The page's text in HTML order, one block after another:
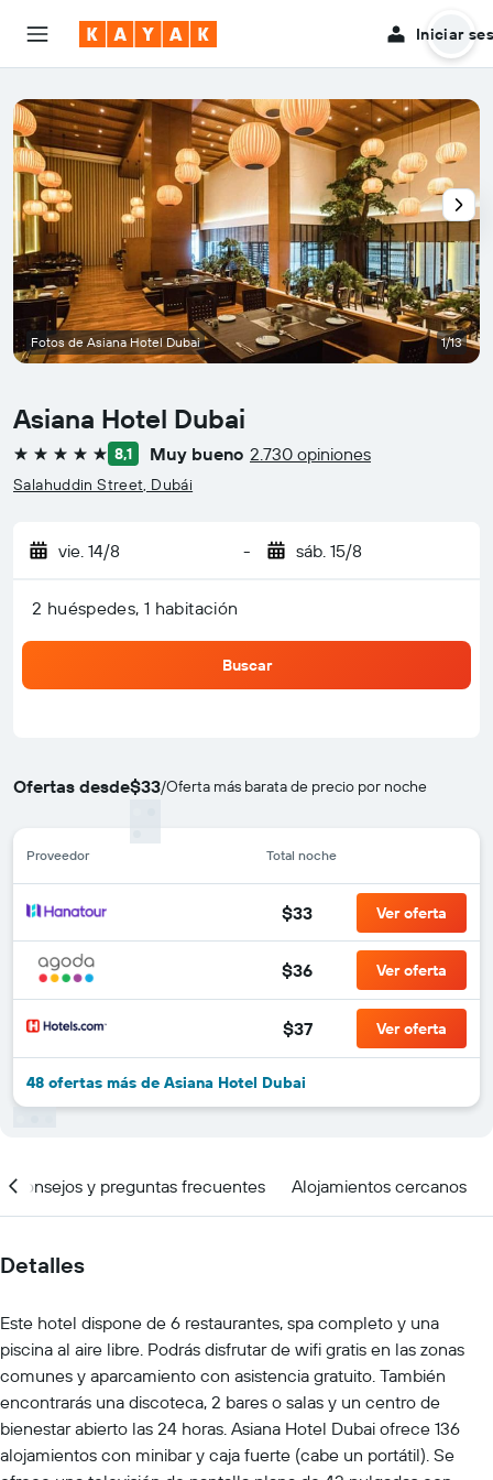
Iniciar
Asiana Hotel Dubai
5 estrellas 8,1 Muy bueno 2.730 opiniones
Salahuddin Street, Dubái
vie. 14/8 - sáb. 15/8
2 huéspedes, 1 habitación
Buscar
Ofertas desde$33/Oferta más barata de precio por noche
Proveedor Total noche
$33 Ver oferta
$36 Ver oferta
$37 Ver oferta
48 ofertas más de Asiana Hotel Dubai
Fotos de Asiana Hotel Dubai 1/13
Consejos y preguntas frecuentes Alojamientos cercanos
Detalles
Este hotel dispone de 6 restaurantes, spa completo y una
piscina al aire libre. Podrás disfrutar de wifi gratis en las zonas
comunes y aparcamiento con asistencia gratuito. También
encontrarás una discoteca, 2 bares o salas y un centro de
bienestar abierto las 24 horas. Asiana Hotel Dubai ofrece 136
alojamientos con minibar y caja fuerte (cabe un portátil). Se